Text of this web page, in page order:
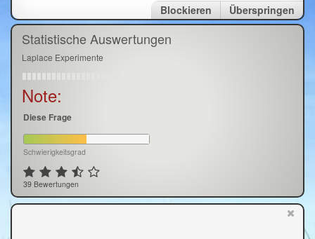
Überspringen
Blockieren
Statistische Auswertungen
Laplace Experimente
Note:
Diese Frage
Schwierigkeitsgrad
39 Bewertungen